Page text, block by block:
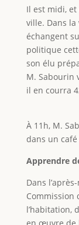
Il est midi, et
ville. Dans
échangent
politique
son élu
M. Sabourin
il en courra
À 11h, M.
dans un
Apprendre
Dans
l’habitation,